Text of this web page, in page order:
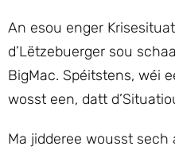
An esou enger
d’Lëtzebuerger sou
BigMac. Spéitstens, wéi
wosst een, datt
Ma jidderee wousst